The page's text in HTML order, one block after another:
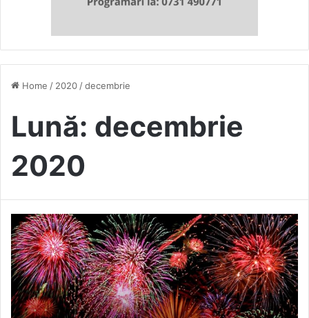
Home / 2020 /decembrie
Lună: decembrie
2020